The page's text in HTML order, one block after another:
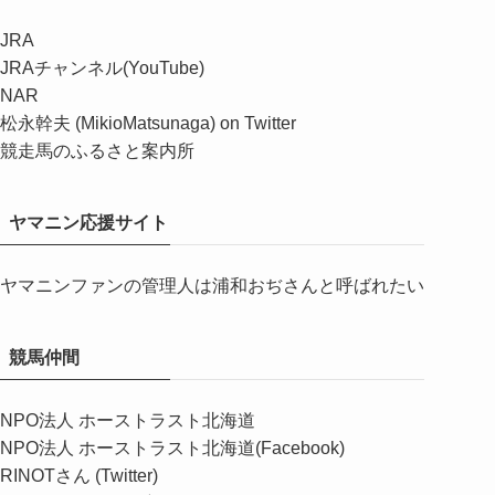
JRA
JRAチャンネル(YouTube)
NAR
松永幹夫 (MikioMatsunaga) on Twitter
競走馬のふるさと案内所
ヤマニン応援サイト
ヤマニンファンの管理人は浦和おぢさんと呼ばれたい
競馬仲間
NPO法人 ホーストラスト北海道
NPO法人 ホーストラスト北海道(Facebook)
RINOTさん (Twitter)